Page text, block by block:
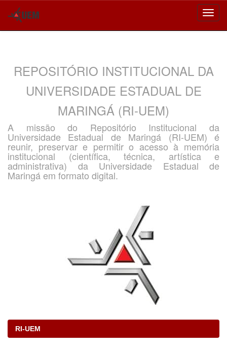
REPOSITÓRIO INSTITUCIONAL DA
UNIVERSIDADE ESTADUAL DE
MARINGÁ (RI-UEM)
A missão do Repositório Institucional da
Universidade Estadual de Maringá (RI-UEM) é
reunir, preservar e permitir o acesso à memória
institucional (científica, técnica, artística e
administrativa) da Universidade Estadual de
Maringá em formato digital.
RI-UEM